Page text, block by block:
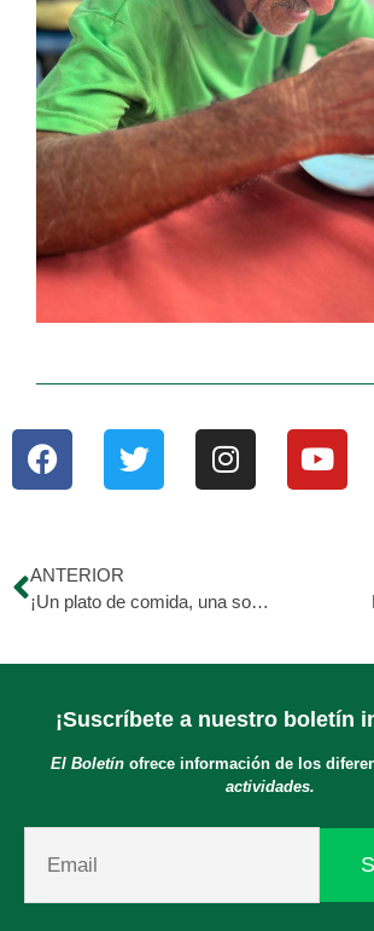
ANTERIOR
¡Un plato de comida, una sonrisa compartida!
¡Suscríbete a nuestro boletín
El Boletínofrece información de los
actividades.